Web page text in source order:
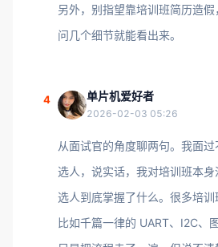
另外，别指望靠培训班简历造
问几个细节就能看出来。
4 单片机爱好者
2026-02-03 05:26
从面试官的角度聊两句。我面
选人，说实话，我对培训班本
选人到底掌握了什么。很多培训
比如千篇一律的 UART、I2C、